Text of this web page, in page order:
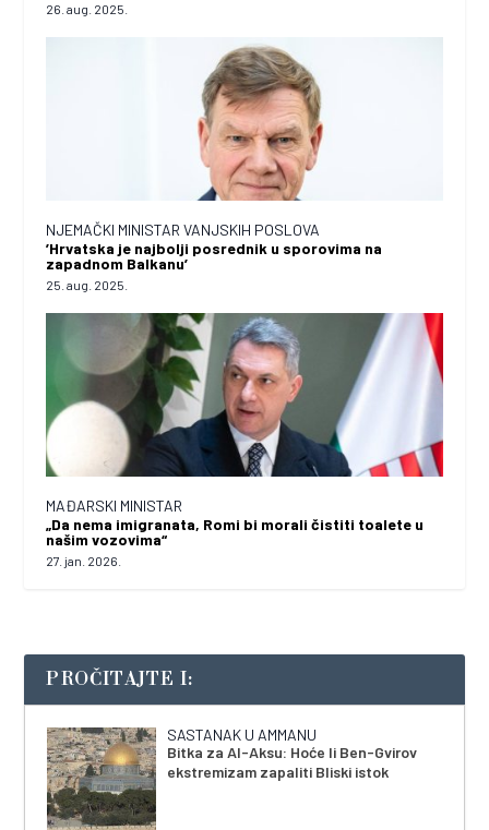
26. aug. 2025.
NJEMAČKI MINISTAR VANJSKIH POSLOVA
’Hrvatska je najbolji posrednik u sporovima na
zapadnom Balkanu’
25. aug. 2025.
MAĐARSKI MINISTAR
„Da nema imigranata, Romi bi morali čistiti toalete u
našim vozovima“
27. jan. 2026.
PROČITAJTE I:
SASTANAK U AMMANU
Bitka za Al-Aksu: Hoće li Ben-Gvirov
ekstremizam zapaliti Bliski istok